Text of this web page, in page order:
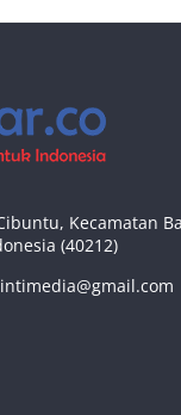
Kecamatan
(40212)